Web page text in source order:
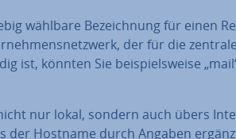
wählbare Be­zeich­nung für einen
der für die
ist, könnten Sie bei­spiels­wei­se
nur lokal, sondern auch übers
der Hostname durch Angaben